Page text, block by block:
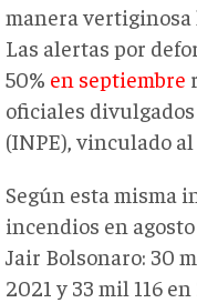
manera vertiginosa
Las alertas por
50% en septiembre
oficiales
(INPE), vinculado
Según esta misma
incendios en
Jair Bolsonaro: 30
2021 y 33 mil 116